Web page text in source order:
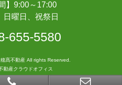
】9:00～17:00
日曜日、祝祭日
655-5580
髙不動産 All rights Reserved.
動産クラウドオフィス